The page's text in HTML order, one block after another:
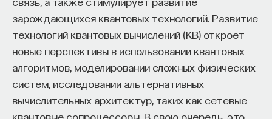
зарождающихся квантовых технологий. Развитие
технологий квантовых вычислений (КВ) откроет
новые перспективы в использовании квантовых
алгоритмов, моделировании сложных физических
систем, исследовании альтернативных
вычислительных архитектур, таких как сетевые
квантовые сопроцессоры. В свою очередь, это
закодировать, сначала перемешиваются, а потом
к определенным кускам применяется булев
оператор. Например, оператор на 8 входов и 8
выходов называется s-box(от S —substitution,
«подстановка»). Часто таких раундов
перемешивания и примененияs-boxбывает от 20.
И все эти операции занимают какие-то доли